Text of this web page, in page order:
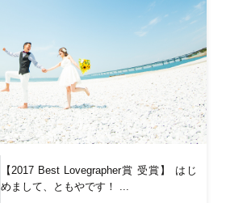
【2017 Best Lovegrapher賞 受賞】 はじ
めまして、ともやです！ ...